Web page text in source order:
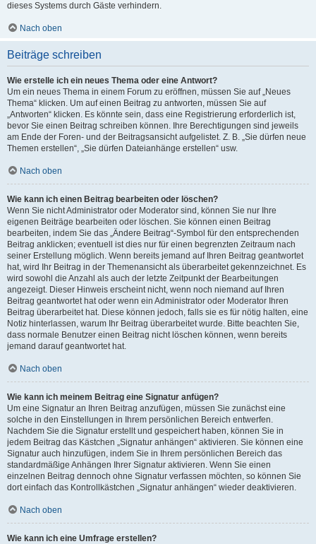
dieses Systems durch Gäste verhindern.
Nach oben
Beiträge schreiben
Wie erstelle ich ein neues Thema oder eine Antwort?
Um ein neues Thema in einem Forum zu eröffnen, müssen Sie auf „Neues
Thema“ klicken. Um auf einen Beitrag zu antworten, müssen Sie auf
„Antworten“ klicken. Es könnte sein, dass eine Registrierung erforderlich ist,
bevor Sie einen Beitrag schreiben können. Ihre Berechtigungen sind jeweils
am Ende der Foren- und der Beitragsansicht aufgelistet. Z. B. „Sie dürfen neue
Themen erstellen“, „Sie dürfen Dateianhänge erstellen“ usw.
Nach oben
Wie kann ich einen Beitrag bearbeiten oder löschen?
Wenn Sie nicht Administrator oder Moderator sind, können Sie nur Ihre
eigenen Beiträge bearbeiten oder löschen. Sie können einen Beitrag
bearbeiten, indem Sie das „Ändere Beitrag“-Symbol für den entsprechenden
Beitrag anklicken; eventuell ist dies nur für einen begrenzten Zeitraum nach
seiner Erstellung möglich. Wenn bereits jemand auf Ihren Beitrag geantwortet
hat, wird Ihr Beitrag in der Themenansicht als überarbeitet gekennzeichnet. Es
wird sowohl die Anzahl als auch der letzte Zeitpunkt der Bearbeitungen
angezeigt. Dieser Hinweis erscheint nicht, wenn noch niemand auf Ihren
Beitrag geantwortet hat oder wenn ein Administrator oder Moderator Ihren
Beitrag überarbeitet hat. Diese können jedoch, falls sie es für nötig halten, eine
Notiz hinterlassen, warum Ihr Beitrag überarbeitet wurde. Bitte beachten Sie,
dass normale Benutzer einen Beitrag nicht löschen können, wenn bereits
jemand darauf geantwortet hat.
Nach oben
Wie kann ich meinem Beitrag eine Signatur anfügen?
Um eine Signatur an Ihren Beitrag anzufügen, müssen Sie zunächst eine
solche in den Einstellungen in Ihrem persönlichen Bereich entwerfen.
Nachdem Sie die Signatur erstellt und gespeichert haben, können Sie in
jedem Beitrag das Kästchen „Signatur anhängen“ aktivieren. Sie können eine
Signatur auch hinzufügen, indem Sie in Ihrem persönlichen Bereich das
standardmäßige Anhängen Ihrer Signatur aktivieren. Wenn Sie einen
einzelnen Beitrag dennoch ohne Signatur verfassen möchten, so können Sie
dort einfach das Kontrollkästchen „Signatur anhängen“ wieder deaktivieren.
Nach oben
Wie kann ich eine Umfrage erstellen?